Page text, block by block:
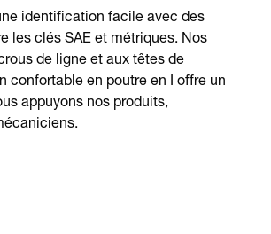
identification facile avec des
les clés SAE et métriques. Nos
de ligne et aux têtes de
confortable en poutre en I offre un
appuyons nos produits,